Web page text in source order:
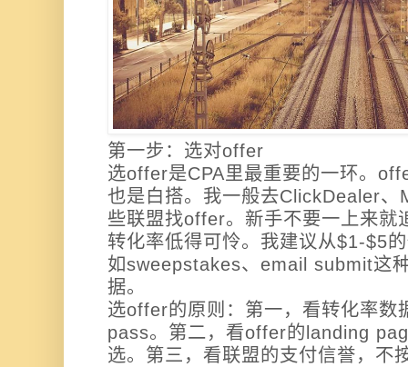
第一步：选对offer
选offer是CPA里最重要的一环。
也是白搭。我一般去ClickDealer
些联盟找offer。新手不要一上来就
转化率低得可怜。我建议从$1-$5
如sweepstakes、email submit这
据。
选offer的原则：第一，看转化率数
pass。第二，看offer的landing
选。第三，看联盟的支付信誉，不